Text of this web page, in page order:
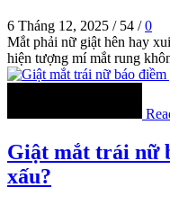
6 Tháng 12, 2025 / 54 / 0
Mắt phải nữ giật hên hay
hiện tượng mí mắt rung
Giật mắt trái nữ
xấu?